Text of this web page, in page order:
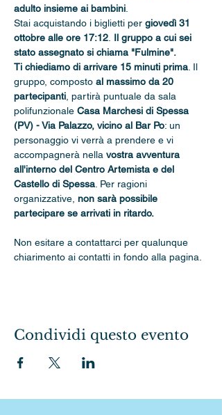
adulto insieme ai bambini
Stai acquistando i biglietti per giovedì 31
ottobre alle ore 17:12 Il gruppo a cui sei
stato assegnato si chiama "Fulmine".
Ti chiediamo di arrivare 15 minuti prima . Il
gruppo, composto al massimo da 20
partecipanti , partirà puntuale da sala
polifunzionale Casa Marchesi di Spessa
(PV) - Via Palazzo, vicino al Bar Po: un
personaggio vi verrà a prendere e vi
accompagnerà nella vostra avventura
all'interno del Centro Artemista e del
Castello di Spessa . Per ragioni
organizzative, non sarà possibile
partecipare se arrivati in ritardo.
Non esitare a contattarci per qualunque
chiarimento ai contatti in fondo alla pagina.
Condividi questo evento